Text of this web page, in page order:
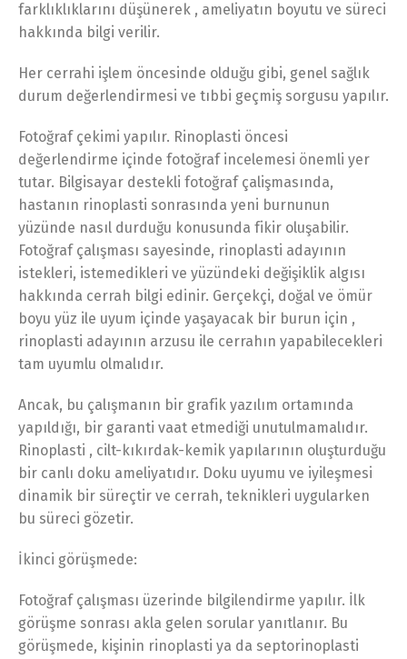
farklıklıklarını düşünerek , ameliyatın boyutu ve süreci
hakkında bilgi verilir.
Her cerrahi işlem öncesinde olduğu gibi, genel sağlık
durum değerlendirmesi ve tıbbi geçmiş sorgusu yapılır.
Fotoğraf çekimi yapılır. Rinoplasti öncesi
değerlendirme içinde fotoğraf incelemesi önemli yer
tutar. Bilgisayar destekli fotoğraf çalişmasında,
hastanın rinoplasti sonrasında yeni burnunun
yüzünde nasıl durduğu konusunda fikir oluşabilir.
Fotoğraf çalışması sayesinde, rinoplasti adayının
istekleri, istemedikleri ve yüzündeki değişiklik algısı
hakkında cerrah bilgi edinir. Gerçekçi, doğal ve ömür
boyu yüz ile uyum içinde yaşayacak bir burun için ,
rinoplasti adayının arzusu ile cerrahın yapabilecekleri
tam uyumlu olmalıdır.
Ancak, bu çalışmanın bir grafik yazılım ortamında
yapıldığı, bir garanti vaat etmediği unutulmamalıdır.
Rinoplasti , cilt-kıkırdak-kemik yapılarının oluşturduğu
bir canlı doku ameliyatıdır. Doku uyumu ve iyileşmesi
dinamik bir süreçtir ve cerrah, teknikleri uygularken
bu süreci gözetir.
İkinci görüşmede:
Fotoğraf çalışması üzerinde bilgilendirme yapılır. İlk
görüşme sonrası akla gelen sorular yanıtlanır. Bu
görüşmede, kişinin rinoplasti ya da septorinoplasti